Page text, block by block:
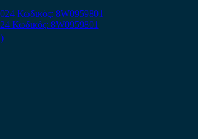
Κωδικός: 8W0959801